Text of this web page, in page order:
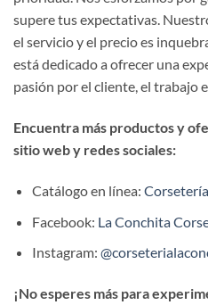
supere tus expectativas.
el servicio y el precio es
está dedicado a ofrecer una
pasión por el cliente, el trabajo
Encuentra más productos y
sitio web y redes sociales:
Catálogo en línea:
Facebook: La Conchita
Instagram:
¡No esperes más para